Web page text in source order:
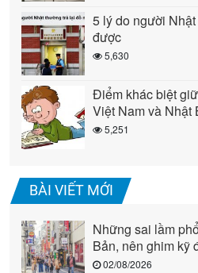
5 lý do người
được
5,630
Điểm khác biệt
Việt Nam và Nhật
5,251
BÀI VIẾT MỚI
Những sai lầm
Bản, nên ghim kỹ
người (phần 2)
02/08/2026